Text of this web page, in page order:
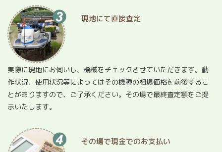
現地にて直接査定
実際に現地にお伺いし、機械をチェックさせていただきます。動
作状況、使用状況等によってはその機種の相場価格を前後するこ
とがありますので、ご了承ください。その場で最終査定額をご提
示いたします。
その場で現金でのお支払い